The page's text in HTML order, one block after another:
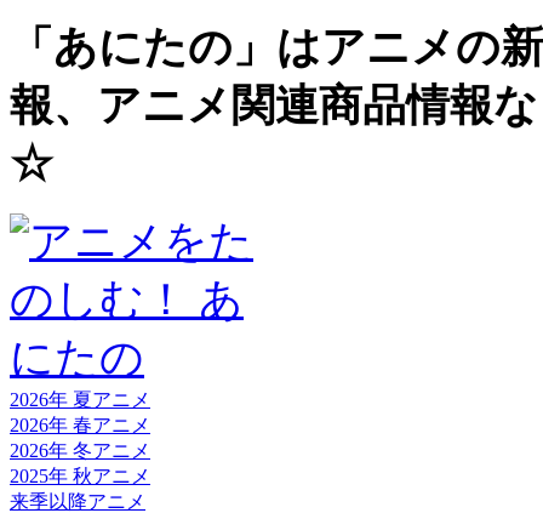
「あにたの」はアニメの
報、アニメ関連商品情報
☆
2026年 夏アニメ
2026年 春アニメ
2026年 冬アニメ
2025年 秋アニメ
来季以降アニメ